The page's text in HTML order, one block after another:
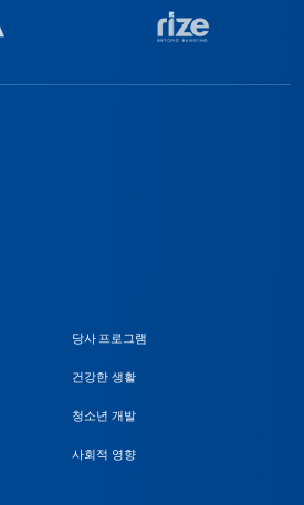
당사 프로그램
건강한 생활
청소년 개발
사회적 영향